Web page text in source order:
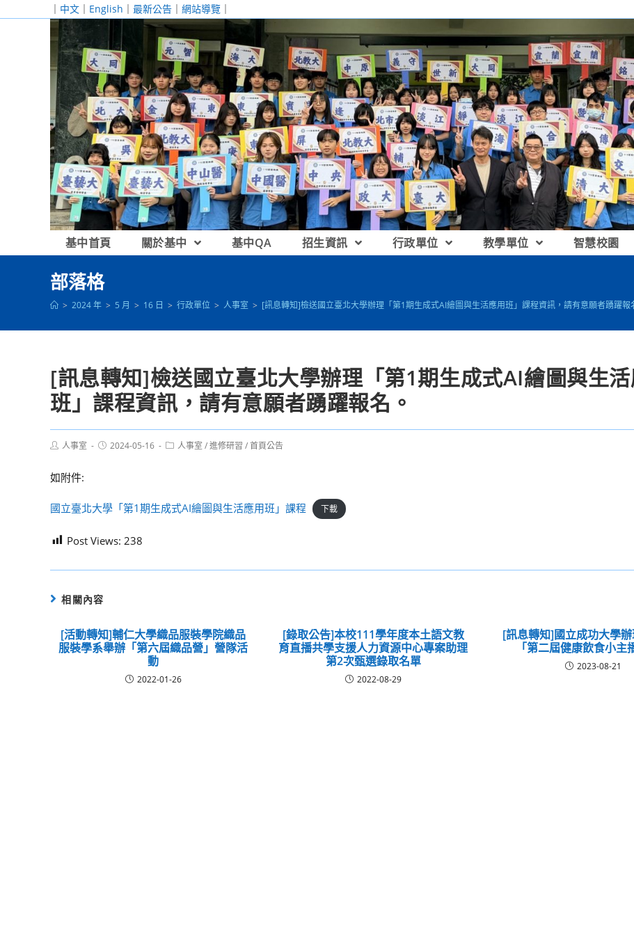
｜ 中文 ｜ English ｜ 最新公告 ｜ 網站導覽 ｜
基中首頁 關於基中 基中QA 招生資訊 行政單位 教學單位 智慧校園
部落格
> 2024 年 > 5 月 > 16 日 > 行政單位 > 人事室 > [訊息轉知]檢送國立臺北大學辦理「第1期生成式AI繪圖與生活應用班」課程資訊，請有意願者踴躍報
[訊息轉知]檢送國立臺北大學辦理「第1期生成式AI繪圖與生
班」課程資訊，請有意願者踴躍報名。
Post人事室
Post2024-05-16
Post人事室 /進修研習 /首頁公告
如附件:
國立臺北大學「第1期生成式AI繪圖與生活應用班」課程 下載
Post Views: 238
相關內容
[活動轉知]輔仁大學織品服裝學院織品
服裝學系舉辦「第六屆織品營」營隊活
動
2022-01-26
[錄取公告]本校111學年度本土語文教
育直播共學支援人力資源中心專案助理
第2次甄選錄取名單
2022-08-29
[訊息轉知]國立成功大學
「第二屆健康飲食小主
2023-08-21